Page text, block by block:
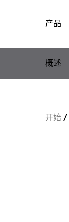
产品
概述
开始/